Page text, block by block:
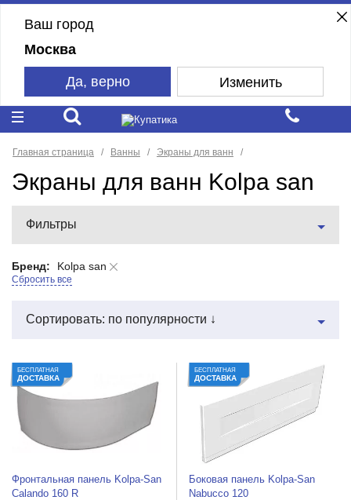
Ваш город
Москва
Да, верно Изменить
Главная страница Ванны Экраны для ванн
Экраны для ванн Kolpa san
Фильтры
Бренд: Kolpa san
Сбросить все
Сортировать: по популярности ↓
БЕСПЛАТНАЯ
ДОСТАВКА
Фронтальная панель Kolpa-San
Calando 160 R
БЕСПЛАТНАЯ
ДОСТАВКА
Боковая панель Kolpa-San
Nabucco 120